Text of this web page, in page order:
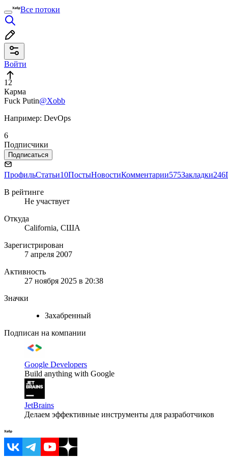
Все потоки
Войти
12
Карма
Fuck Putin@Xobb
Например: DevOps
6
Подписчики
Подписаться
ПрофильСтатьи10ПостыНовостиКомментарии575Закладки246
В рейтинге
Не участвует
Откуда
California, США
Зарегистрирован
7 апреля 2007
Активность
27 ноября 2025 в 20:38
Значки
Захабренный
Подписан на компании
Google Developers
Build anything with Google
JetBrains
Делаем эффективные инструменты для разработчиков